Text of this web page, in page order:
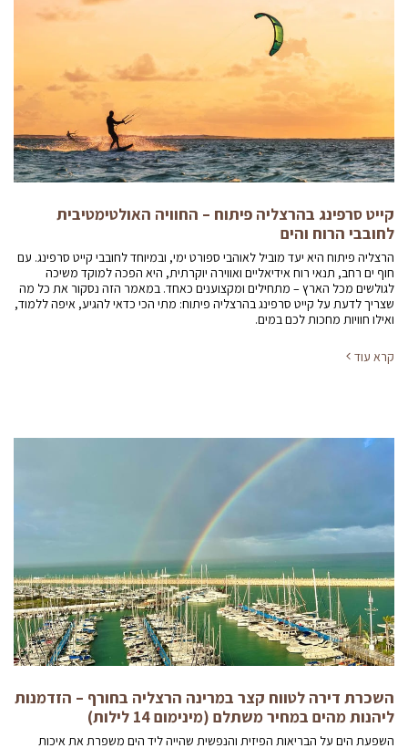
קייט סרפינג בהרצליה פיתוח – החוויה האולטימטיבית
לחובבי הרוח והים
הרצליה פיתוח היא יעד מוביל לאוהבי ספורט ימי, ובמיוחד לחובבי קייט סרפינג. עם
חוף ים רחב, תנאי רוח אידיאליים ואווירה יוקרתית, היא הפכה למוקד משיכה
לגולשים מכל הארץ – מתחילים ומקצוענים כאחד. במאמר הזה נסקור את כל מה
שצריך לדעת על קייט סרפינג בהרצליה פיתוח: מתי הכי כדאי להגיע, איפה ללמוד,
ואילו חוויות מחכות לכם במים.
קרא עוד
השכרת דירה לטווח קצר במרינה הרצליה בחורף – הזדמנות
ליהנות מהים במחיר משתלם (מינימום 14 לילות)
השפעת הים על הבריאות הפיזית והנפשית שהייה ליד הים משפרת את איכות